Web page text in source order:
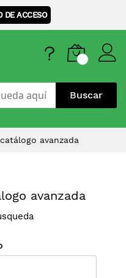
DE ACCESO
Buscar
avanzada
avanzada